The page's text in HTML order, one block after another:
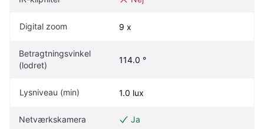
Digital zoom 9 x
Betragtningsvinkel
(lodret)
114.0 °
Lysniveau (min) 1.0 lux
Netværkskamera Ja